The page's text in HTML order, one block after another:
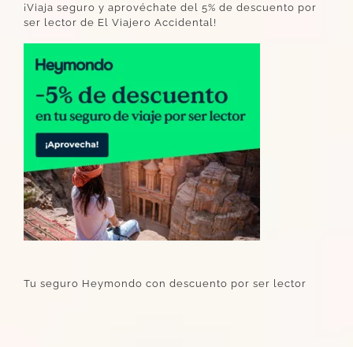
¡Viaja seguro y aprovéchate del 5% de descuento por
ser lector de El Viajero Accidental!
Tu seguro Heymondo con descuento por ser lector